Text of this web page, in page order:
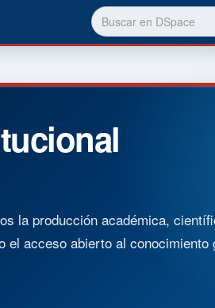
la producción académica,
el acceso abierto al